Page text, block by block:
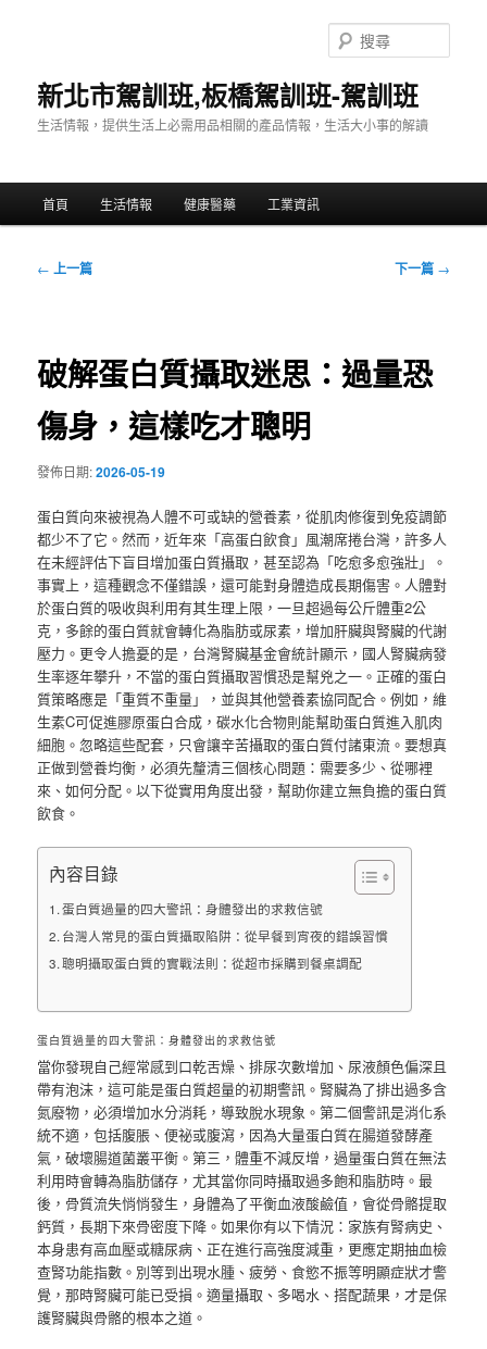
新北市駕訓班,板橋駕訓班-駕訓班
生活情報，提供生活上必需用品相關的產品情報，生活大小事的解讀
尋
首頁 生活情報 健康醫藥 工業資訊
文
← 上一篇 下一篇 →
破解蛋白質攝取迷思：過量恐
傷身，這樣吃才聰明
發佈日期:2026-05-19
蛋白質向來被視為人體不可或缺的營養素，從肌肉修復到免疫調節
都少不了它。然而，近年來「高蛋白飲食」風潮席捲台灣，許多人
在未經評估下盲目增加蛋白質攝取，甚至認為「吃愈多愈強壯」。
事實上，這種觀念不僅錯誤，還可能對身體造成長期傷害。人體對
於蛋白質的吸收與利用有其生理上限，一旦超過每公斤體重2公
克，多餘的蛋白質就會轉化為脂肪或尿素，增加肝臟與腎臟的代謝
壓力。更令人擔憂的是，台灣腎臟基金會統計顯示，國人腎臟病發
生率逐年攀升，不當的蛋白質攝取習慣恐是幫兇之一。正確的蛋白
質策略應是「重質不重量」，並與其他營養素協同配合。例如，維
生素C可促進膠原蛋白合成，碳水化合物則能幫助蛋白質進入肌肉
細胞。忽略這些配套，只會讓辛苦攝取的蛋白質付諸東流。要想真
正做到營養均衡，必須先釐清三個核心問題：需要多少、從哪裡
來、如何分配。以下從實用角度出發，幫助你建立無負擔的蛋白質
飲食。
內容目錄
蛋白質過量的四大警訊：身體發出的求救信號
台灣人常見的蛋白質攝取陷阱：從早餐到宵夜的錯誤習慣
聰明攝取蛋白質的實戰法則：從超市採購到餐桌調配
蛋白質過量的四大警訊：身體發出的求救信號
當你發現自己經常感到口乾舌燥、排尿次數增加、尿液顏色偏深且
帶有泡沫，這可能是蛋白質超量的初期警訊。腎臟為了排出過多含
氮廢物，必須增加水分消耗，導致脫水現象。第二個警訊是消化系
統不適，包括腹脹、便祕或腹瀉，因為大量蛋白質在腸道發酵產
氣，破壞腸道菌叢平衡。第三，體重不減反增，過量蛋白質在無法
利用時會轉為脂肪儲存，尤其當你同時攝取過多飽和脂肪時。最
後，骨質流失悄悄發生，身體為了平衡血液酸鹼值，會從骨骼提取
鈣質，長期下來骨密度下降。如果你有以下情況：家族有腎病史、
本身患有高血壓或糖尿病、正在進行高強度減重，更應定期抽血檢
查腎功能指數。別等到出現水腫、疲勞、食慾不振等明顯症狀才警
覺，那時腎臟可能已受損。適量攝取、多喝水、搭配蔬果，才是保
護腎臟與骨骼的根本之道。